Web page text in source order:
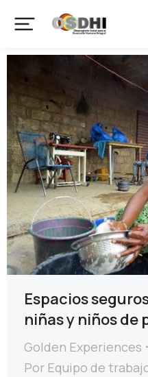
Espacios
niñas y niños de
Golden Experiences
Por Equipo de